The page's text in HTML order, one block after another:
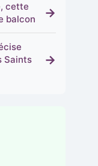
cette
balcon
→
Saints
→